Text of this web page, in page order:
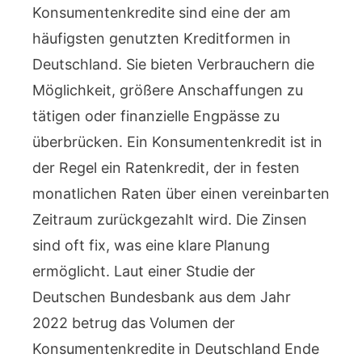
Konsumentenkredite sind eine der am
häufigsten genutzten Kreditformen in
Deutschland. Sie bieten Verbrauchern die
Möglichkeit, größere Anschaffungen zu
tätigen oder finanzielle Engpässe zu
überbrücken. Ein Konsumentenkredit ist in
der Regel ein Ratenkredit, der in festen
monatlichen Raten über einen vereinbarten
Zeitraum zurückgezahlt wird. Die Zinsen
sind oft fix, was eine klare Planung
ermöglicht. Laut einer Studie der
Deutschen Bundesbank aus dem Jahr
2022 betrug das Volumen der
Konsumentenkredite in Deutschland Ende